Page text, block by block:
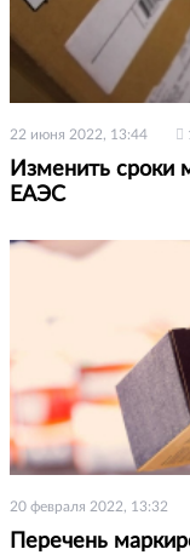
22 июня 2022, 13:44
Изменить сроки
ЕАЭС
20 февраля 2022, 13:32
Перечень